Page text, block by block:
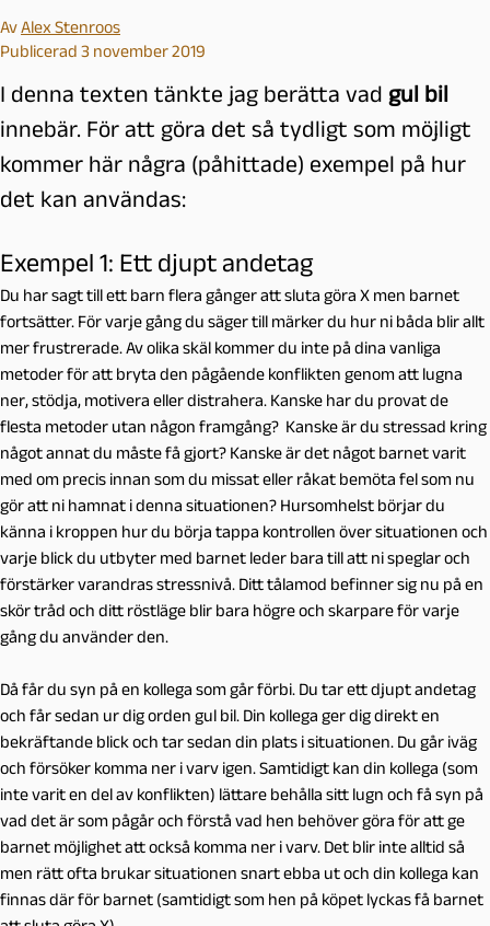
AvAlex Stenroos
Publicerad 3 november 2019
I denna texten tänkte jag berätta vad gul bil
innebär. För att göra det så tydligt som möjligt
kommer här några (påhittade) exempel på hur
det kan användas:
Exempel 1: Ett djupt andetag
Du har sagt till ett barn flera gånger att sluta göra X men barnet
fortsätter. För varje gång du säger till märker du hur ni båda blir allt
mer frustrerade. Av olika skäl kommer du inte på dina vanliga
metoder för att bryta den pågående konflikten genom att lugna
ner, stödja, motivera eller distrahera. Kanske har du provat de
flesta metoder utan någon framgång? Kanske är du stressad kring
något annat du måste få gjort? Kanske är det något barnet varit
med om precis innan som du missat eller råkat bemöta fel som nu
gör att ni hamnat i denna situationen? Hursomhelst börjar du
känna i kroppen hur du börja tappa kontrollen över situationen och
varje blick du utbyter med barnet leder bara till att ni speglar och
förstärker varandras stressnivå. Ditt tålamod befinner sig nu på en
skör tråd och ditt röstläge blir bara högre och skarpare för varje
gång du använder den.
Då får du syn på en kollega som går förbi. Du tar ett djupt andetag
och får sedan ur dig orden gul bil. Din kollega ger dig direkt en
bekräftande blick och tar sedan din plats i situationen. Du går iväg
och försöker komma ner i varv igen. Samtidigt kan din kollega (som
inte varit en del av konflikten) lättare behålla sitt lugn och få syn på
vad det är som pågår och förstå vad hen behöver göra för att ge
barnet möjlighet att också komma ner i varv. Det blir inte alltid så
men rätt ofta brukar situationen snart ebba ut och din kollega kan
finnas där för barnet (samtidigt som hen på köpet lyckas få barnet